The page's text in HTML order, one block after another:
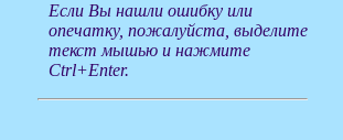
Если Вы нашли ошибку или
опечатку, пожалуйста, выделите
текст мышью и нажмите
Ctrl+Enter.